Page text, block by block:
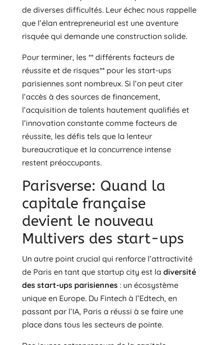
de diverses difficultés. Leur échec nous rappelle
que l’élan entrepreneurial est une aventure
risquée qui demande une construction solide.
Pour terminer, les ** différents facteurs de
réussite et de risques** pour les start-ups
parisiennes sont nombreux. Si l’on peut citer
l’accès à des sources de financement,
l’acquisition de talents hautement qualifiés et
l’innovation constante comme facteurs de
réussite, les défis tels que la lenteur
bureaucratique et la concurrence intense
restent préoccupants.
Parisverse: Quand la
capitale française
devient le nouveau
Multivers des start-ups
Un autre point crucial qui renforce l’attractivité
de Paris en tant que startup city est la diversité
des start-ups parisiennes: un écosystème
unique en Europe. Du Fintech à l’Edtech, en
passant par l’IA, Paris a réussi à se faire une
place dans tous les secteurs de pointe.